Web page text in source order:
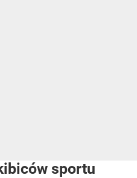
sportu